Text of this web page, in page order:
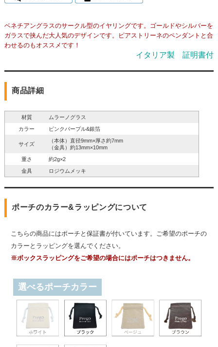
ベネチアングラスのサークル型のイヤリングです。ゴールドやシルバーを
ガラスで挟んだ大人気のデザインです。ピアストリーネのペンダントと合
わせるのもオススメです！
イタリア製 証明書付
商品詳細
材質
ムラーノグラス
カラー
ピンクパープル&銀箔
サイズ
（本体）直径9mm×厚さ約7mm
（金具）約13mm×10mm
重さ
約2g×2
金具
ロジウムメッキ
ポーチのカラー&ラッピングについて
こちらの商品にはポーチと保証書が付いています。ご希望のポーチの
カラーとラッピングを選んでください。
※ボックスラッピングをご希望の場合にはポーチはつきません。
選べるポーチカラー